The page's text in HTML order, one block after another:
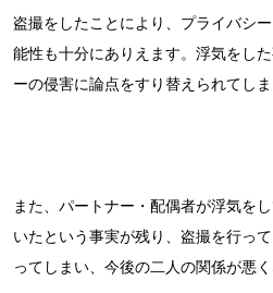
盗撮をしたことにより、プライバシ
能性も十分にありえます。浮気をし
ーの侵害に論点をすり替えられてし
また、パートナー・配偶者が浮気を
いたという事実が残り、盗撮を行っ
ってしまい、今後の二人の関係が悪